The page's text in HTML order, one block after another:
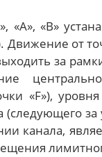
«А», «В»
Движение от
за
«F»),
(следующего
канала,